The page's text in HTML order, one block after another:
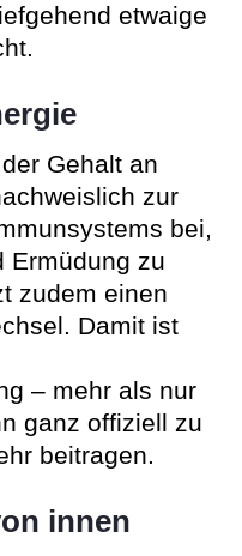
etwaige
Gehalt an
zur
bei,
Ermüdung zu
zudem einen
Damit ist
– mehr als nur
ganz offiziell zu
beitragen.
innen